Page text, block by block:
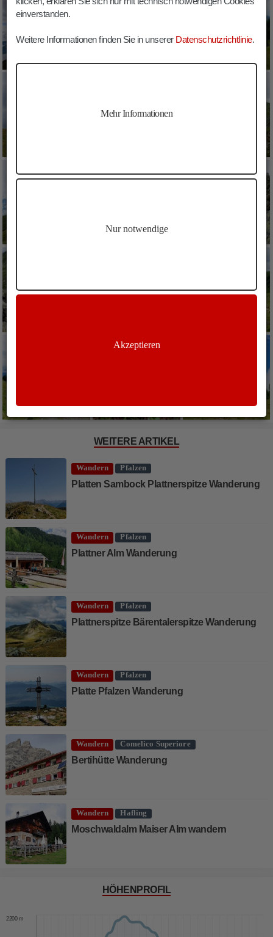
WEITERE ARTIKEL
Wandern Pfalzen
Platten Sambock Plattnerspitze Wanderung
Wandern Pfalzen
Plattner Alm Wanderung
Wandern Pfalzen
Plattnerspitze Bärentalerspitze Wanderung
Wandern Pfalzen
Platte Pfalzen Wanderung
Wandern Comelico Superiore
Bertihütte Wanderung
Wandern Hafling
Moschwaldalm Maiser Alm wandern
HÖHENPROFIL
2200 m
einverstanden.
Weitere Informationen finden Sie in unserer Datenschutzrichtlinie.
Mehr Informationen
Nur notwendige
Akzeptieren